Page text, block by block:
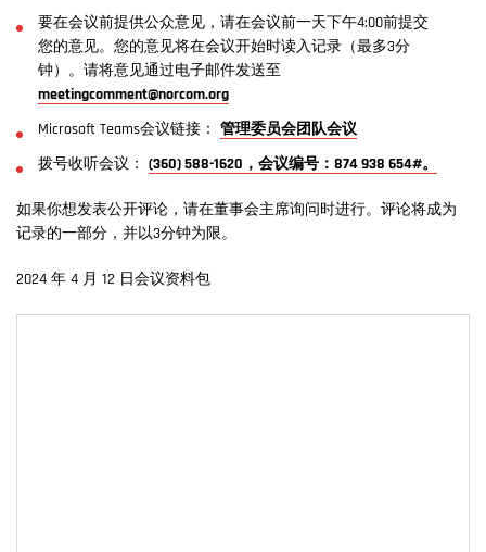
要在会议前提供公众意见，请在会议前一天下午4:00前提交
您的意见。您的意见将在会议开始时读入记录（最多3分
钟）。请将意见通过电子邮件发送至
meetingcomment@norcom.org
Microsoft Teams会议链接： 管理委员会团队会议
拨号收听会议： (360) 588-1620，会议编号：874 938 654#。
如果你想发表公开评论，请在董事会主席询问时进行。评论将成为
记录的一部分，并以3分钟为限。
2024 年 4 月 12 日会议资料包